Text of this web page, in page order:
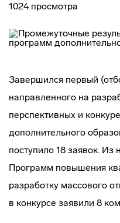
1024 просмотра
Завершился первый
направленного на
перспективных и
дополнительного
поступило 18 заявок. Из
Программ повышения
разработку массового
в конкурсе заявили 8